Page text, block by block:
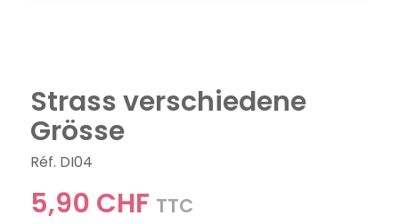
Strass verschiedene
Grösse
Réf. DI04
5,90 CHF TTC